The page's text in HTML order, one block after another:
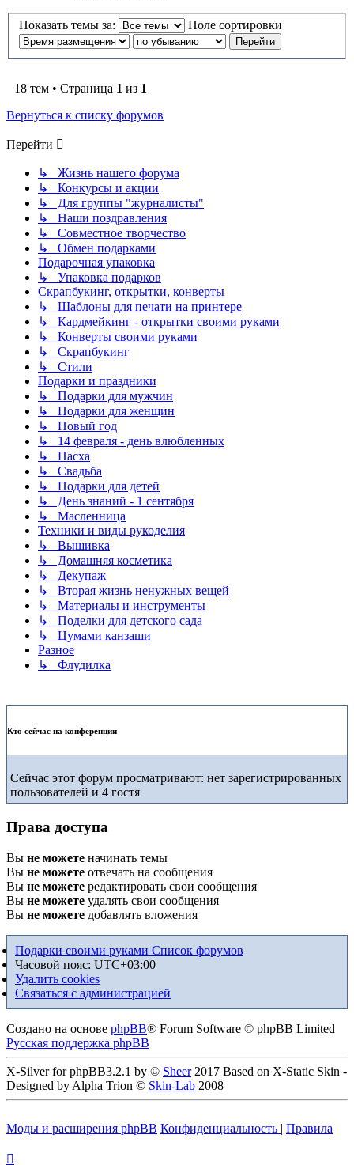
Показать темы за: Поле сортировки
18 тем • Страница 1 из 1
Вернуться к списку форумов
Перейти
↳ Жизнь нашего форума
↳ Конкурсы и акции
↳ Для группы "журналисты"
↳ Наши поздравления
↳ Совместное творчество
↳ Обмен подарками
Подарочная упаковка
↳ Упаковка подарков
Скрапбукинг, открытки, конверты
↳ Шаблоны для печати на принтере
↳ Кардмейкинг - открытки своими руками
↳ Конверты своими руками
↳ Скрапбукинг
↳ Стили
Подарки и праздники
↳ Подарки для мужчин
↳ Подарки для женщин
↳ Новый год
↳ 14 февраля - день влюбленных
↳ Пасха
↳ Свадьба
↳ Подарки для детей
↳ День знаний - 1 сентября
↳ Масленница
Техники и виды рукоделия
↳ Вышивка
↳ Домашняя косметика
↳ Декупаж
↳ Вторая жизнь ненужных вещей
↳ Материалы и инструменты
↳ Поделки для детского сада
↳ Цумами канзаши
Разное
↳ Флудилка
Кто сейчас на конференции
Сейчас этот форум просматривают: нет зарегистрированных
пользователей и 4 гостя
Права доступа
Вы не можете начинать темы
Вы не можете отвечать на сообщения
Вы не можете редактировать свои сообщения
Вы не можете удалять свои сообщения
Вы не можете добавлять вложения
Подарки своими руками Список форумов
Часовой пояс: UTC+03:00
Удалить cookies
Связаться с администрацией
Создано на основе phpBB® Forum Software © phpBB Limited
Русская поддержка phpBB
X-Silver for phpBB3.2.1 by © Sheer2017 Based on X-Static Skin -
Designed by Alpha Trion © Skin-Lab 2008
Моды и расширения phpBB Конфиденциальность | Правила